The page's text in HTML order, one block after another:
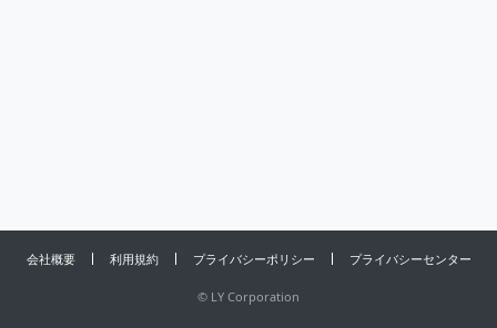
会社概要 利用規約 プライバシーポリシー プライバシーセンター
© LY Corporation